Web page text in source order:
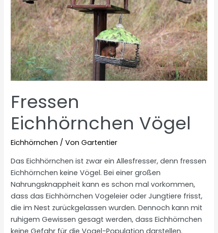
Fressen
Eichhörnchen Vögel
Eichhörnchen / VonGartentier
Das Eichhörnchen ist zwar ein Allesfresser, denn fressen
Eichhörnchen keine Vögel. Bei einer großen
Nahrungsknappheit kann es schon mal vorkommen,
dass das Eichhörnchen Vogeleier oder Jungtiere frisst,
die im Nest zurückgelassen wurden. Dennoch kann mit
ruhigem Gewissen gesagt werden, dass Eichhörnchen
keine Gefahr für die Vogel-Population darstellen.